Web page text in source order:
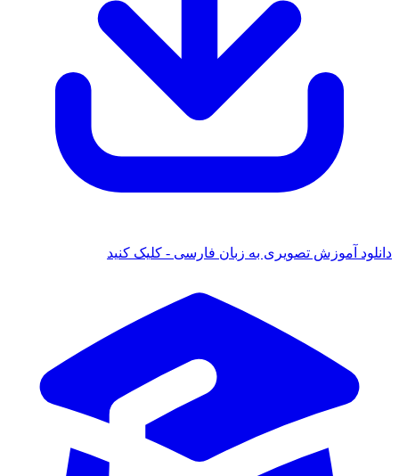
دانلود آموزش تصویری به زبان فارسی - کلیک کنید